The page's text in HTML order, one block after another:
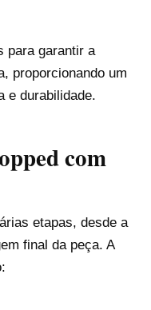
para garantir a
proporcionando um
e durabilidade.
com
etapas, desde a
final da peça. A